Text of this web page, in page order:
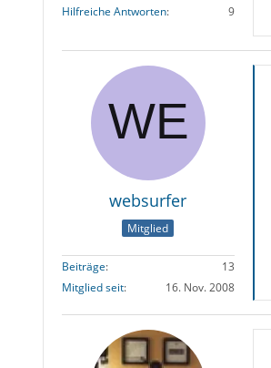
Hilfreiche Antworten
9
websurfer
Mitglied
Beiträge
13
Mitglied seit
16. Nov. 2008